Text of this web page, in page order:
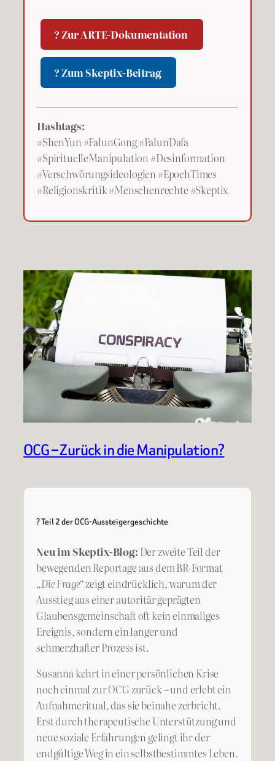
? Zur ARTE-Dokumentation
? Zum Skeptix-Beitrag
Hashtags:
#ShenYun #FalunGong #FalunDafa
#SpirituelleManipulation #Desinformation
#Verschwörungsideologien #EpochTimes
#Religionskritik #Menschenrechte #Skeptix
OCG – Zurück in die Manipulation?
? Teil 2 der OCG-Aussteigergeschichte
Neu im Skeptix-Blog: Der zweite Teil der
bewegenden Reportage aus dem BR-Format
„Die Frage“zeigt eindrücklich, warum der
Ausstieg aus einer autoritär geprägten
Glaubensgemeinschaft oft kein einmaliges
Ereignis, sondern ein langer und
schmerzhafter Prozess ist.
Susanna kehrt in einer persönlichen Krise
noch einmal zur OCG zurück – und erlebt ein
Aufnahmeritual, das sie beinahe zerbricht.
Erst durch therapeutische Unterstützung und
neue soziale Erfahrungen gelingt ihr der
endgültige Weg in ein selbstbestimmtes Leben.